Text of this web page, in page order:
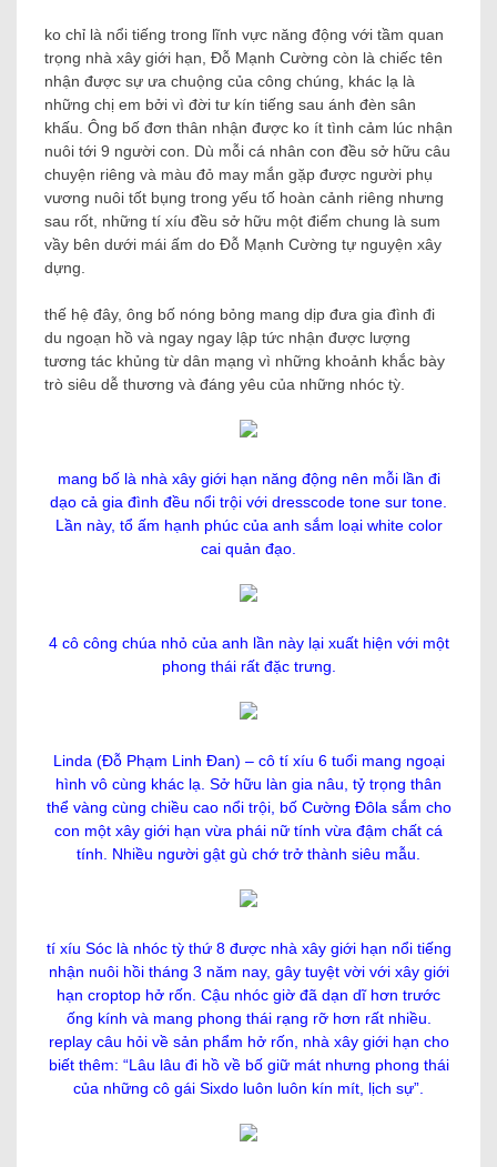
ko chỉ là nổi tiếng trong lĩnh vực năng động với tầm quan
trọng nhà xây giới hạn, Đỗ Mạnh Cường còn là chiếc tên
nhận được sự ưa chuộng của công chúng, khác lạ là
những chị em bởi vì đời tư kín tiếng sau ánh đèn sân
khấu. Ông bố đơn thân nhận được ko ít tình cảm lúc nhận
nuôi tới 9 người con. Dù mỗi cá nhân con đều sở hữu câu
chuyện riêng và màu đỏ may mắn gặp được người phụ
vương nuôi tốt bụng trong yếu tố hoàn cảnh riêng nhưng
sau rốt, những tí xíu đều sở hữu một điểm chung là sum
vầy bên dưới mái ấm do Đỗ Mạnh Cường tự nguyện xây
dựng.
thế hệ đây, ông bố nóng bỏng mang dịp đưa gia đình đi
du ngoạn hồ và ngay ngay lập tức nhận được lượng
tương tác khủng từ dân mạng vì những khoảnh khắc bày
trò siêu dễ thương và đáng yêu của những nhóc tỳ.
mang bố là nhà xây giới hạn năng động nên mỗi lần đi
dạo cả gia đình đều nổi trội với dresscode tone sur tone.
Lần này, tổ ấm hạnh phúc của anh sắm loại white color
cai quản đạo.
4 cô công chúa nhỏ của anh lần này lại xuất hiện với một
phong thái rất đặc trưng.
Linda (Đỗ Phạm Linh Đan) – cô tí xíu 6 tuổi mang ngoại
hình vô cùng khác lạ. Sở hữu làn gia nâu, tỷ trọng thân
thể vàng cùng chiều cao nổi trội, bố Cường Đôla sắm cho
con một xây giới hạn vừa phái nữ tính vừa đậm chất cá
tính. Nhiều người gật gù chớ trở thành siêu mẫu.
tí xíu Sóc là nhóc tỳ thứ 8 được nhà xây giới hạn nổi tiếng
nhận nuôi hồi tháng 3 năm nay, gây tuyệt vời với xây giới
hạn croptop hở rốn. Cậu nhóc giờ đã dạn dĩ hơn trước
ống kính và mang phong thái rạng rỡ hơn rất nhiều.
replay câu hỏi về sản phẩm hở rốn, nhà xây giới hạn cho
biết thêm: “Lâu lâu đi hồ về bố giữ mát nhưng phong thái
của những cô gái Sixdo luôn luôn kín mít, lịch sự”.